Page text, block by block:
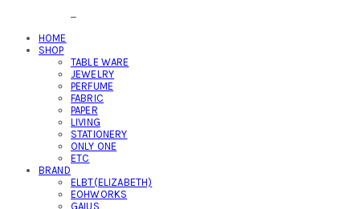
HOME
SHOP
TABLE WARE
JEWELRY
PERFUME
FABRIC
PAPER
LIVING
STATIONERY
ONLY ONE
ETC
BRAND
ELBT(ELIZABETH)
EOHWORKS
GAIUS